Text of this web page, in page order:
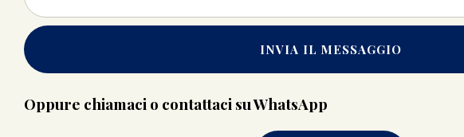
INVIA IL MESSAGGIO
Oppure chiamaci o contattaci su WhatsApp